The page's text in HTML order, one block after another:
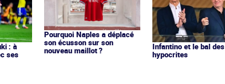
: à
ses
Pourquoi Naples a déplacé
son écusson sur son
nouveau maillot ?
Infantino et le bal des
hypocrites